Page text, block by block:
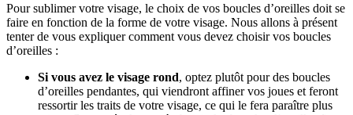
Pour sublimer votre visage, le choix de vos boucles d’oreilles doit se
faire en fonction de la forme de votre visage. Nous allons à présent
tenter de vous expliquer comment vous devez choisir vos boucles
d’oreilles :
Si vous avez le visage rond, optez plutôt pour des boucles
d’oreilles pendantes, qui viendront affiner vos joues et feront
ressortir les traits de votre visage, ce qui le fera paraître plus